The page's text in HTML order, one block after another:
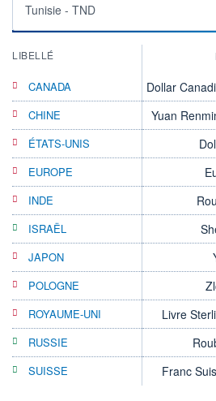
Tunisie - TND
LIBELLÉ
CANADA Dollar
CHINE Yuan
ÉTATS-UNIS
EUROPE
INDE
ISRAËL
JAPON
POLOGNE
ROYAUME-UNI Livre
RUSSIE
SUISSE Franc